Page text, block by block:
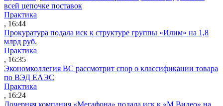
всей цепочке поставок
Практика
, 16:44
Прокуратура подала иск к структуре группы «Илим» на 1,8
млрд руб.
Практика
, 16:35
Экономколлегия ВС рассмотрит спор о классификации товара
по ВЭД ЕАЭС
Практика
, 16:24
Дочерняя компания «Мегафона» подала иск к «М.Видео» на